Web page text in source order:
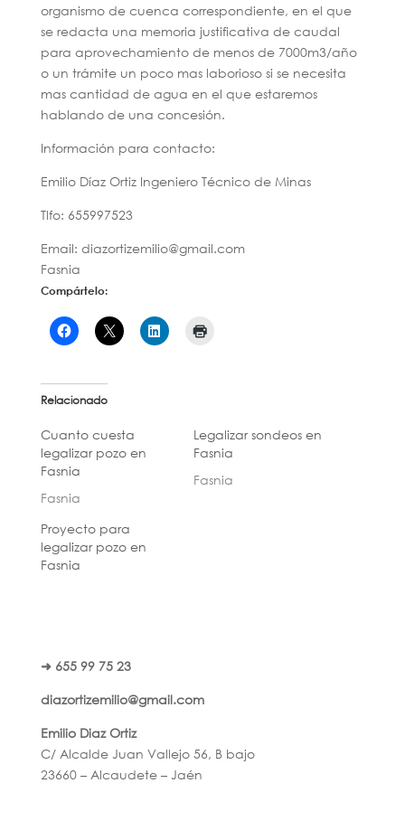
organismo de cuenca correspondiente, en el que
se redacta una memoria justificativa de caudal
para aprovechamiento de menos de 7000m3/año
o un trámite un poco mas laborioso si se necesita
mas cantidad de agua en el que estaremos
hablando de una concesión.
Información para contacto:
Emilio Díaz Ortiz Ingeniero Técnico de Minas
Tlfo: 655997523
Email: diazortizemilio@gmail.com
Fasnia
Compártelo:
Relacionado
Cuanto cuesta
legalizar pozo en
Fasnia
Fasnia
Legalizar sondeos en
Fasnia
Fasnia
Proyecto para
legalizar pozo en
Fasnia
➜ 655 99 75 23
diazortizemilio@gmail.com
Emilio Diaz Ortiz
C/ Alcalde Juan Vallejo 56, B bajo
23660 – Alcaudete – Jaén